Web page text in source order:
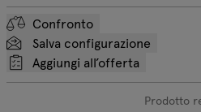
Confronto
Salva configurazione
Aggiungi all’offerta
Prodotto